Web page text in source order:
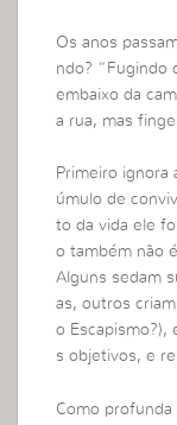
Os anos
ndo? “Fugindo
embaixo da
a rua, mas
Primeiro ignora
úmulo de
to da vida ele
o também não
Alguns sedam
as, outros
o Escapismo?),
s objetivos, e
Como